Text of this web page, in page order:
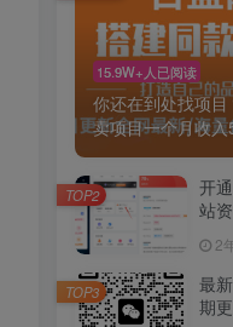
15.9W+人已阅读
你还在到处找项
卖项目一个月收
开
站
惠】
2
TOP2
最
期
TOP3